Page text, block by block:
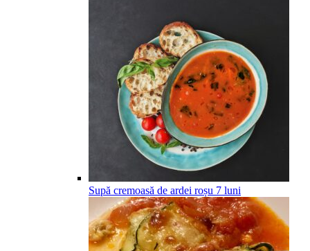
Supă cremoasă de ardei roșu 7 luni